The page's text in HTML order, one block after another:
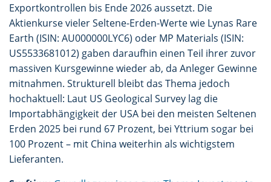
Exportkontrollen bis Ende 2026 aussetzt. Die
Aktienkurse vieler Seltene-Erden-Werte wie Lynas Rare
Earth (ISIN: AU000000LYC6) oder MP Materials (ISIN:
US5533681012) gaben daraufhin einen Teil ihrer zuvor
massiven Kursgewinne wieder ab, da Anleger Gewinne
mitnahmen. Strukturell bleibt das Thema jedoch
hochaktuell: Laut US Geological Survey lag die
Importabhängigkeit der USA bei den meisten Seltenen
Erden 2025 bei rund 67 Prozent, bei Yttrium sogar bei
100 Prozent – mit China weiterhin als wichtigstem
Lieferanten.